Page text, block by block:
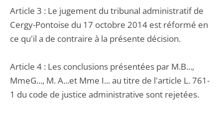
Article 3 : Le jugement du tribunal administratif de
Cergy-Pontoise du 17 octobre 2014 est réformé en
ce qu'il a de contraire à la présente décision.
Article 4 : Les conclusions présentées par M.B...,
MmeG..., M. A...et Mme I... au titre de l'article L. 761-
1 du code de justice administrative sont rejetées.